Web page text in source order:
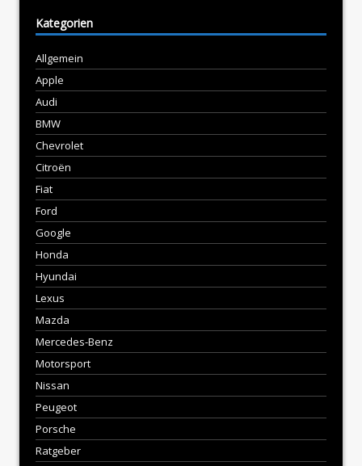
Kategorien
Allgemein
Apple
Audi
BMW
Chevrolet
Citroën
Fiat
Ford
Google
Honda
Hyundai
Lexus
Mazda
Mercedes-Benz
Motorsport
Nissan
Peugeot
Porsche
Ratgeber